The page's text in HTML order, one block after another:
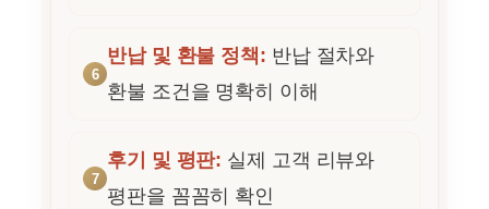
반납 및 환불 정책: 반납 절차와
환불 조건을 명확히 이해
후기 및 평판: 실제 고객 리뷰와
평판을 꼼꼼히 확인